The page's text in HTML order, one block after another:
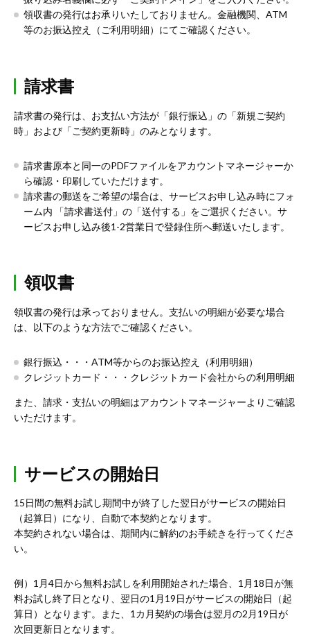
領収書の発行はお承りいたしておりません。金融機関、ATM
等のお振込控え（ご利用明細）にてご確認ください。
請求書
請求書の発行は、お支払い方法が「銀行振込」の「新規ご契約
時」および「ご契約更新時」のみとなります。
請求書原本と同一のPDFファイルをアカウントマネージャーか
ら確認・印刷していただけます。
請求書の郵送をご希望の場合は、サービスお申し込み時にフォ
ーム内 「請求書送付」の「送付する」をご選択ください。サ
ービスお申し込み後1-2営業日で登録住所へ郵送いたします。
領収書
領収書の発行は承っておりません。支払いの明細が必要な場合
は、以下のような方法でご確認ください。
銀行振込・・・ATM等からのお振込控え（利用明細）
クレジットカード・・・クレジットカード会社からの利用明細
また、請求・支払いの明細はアカウントマネージャーよりご確認
いただけます。
サービスの開始日
15日間の無料お試し期間中が終了した翌日がサービスの開始日
（起算日）になり、自動で本契約となります。
本契約されない場合は、期間内に解約のお手続きを行ってくださ
い。
例）1月4日から無料お試しを利用開始された場合、1月18日が無
料お試し終了日となり、翌日の1月19日がサービスの開始日（起
算日）となります。また、1カ月契約の場合は翌月の2月19日が
次回更新日となります。